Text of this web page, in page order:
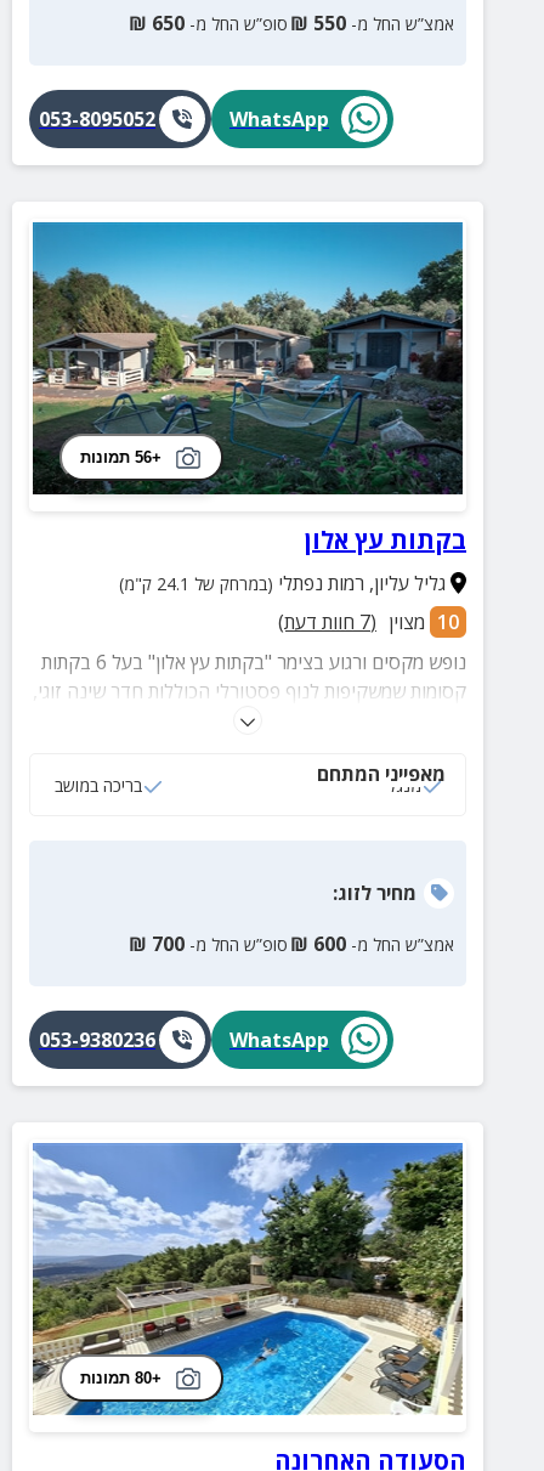
אמצ”ש החל מ- 550
₪ סופ”ש החל מ- 650
₪
WhatsApp
053-8095052
+56 תמונות
בקתות עץ אלון
גליל עליון, רמות נפתלי (במרחק של 24.1 ק"מ)
10 מצוין (
7 חוות דעת)
נופש מקסים ורגוע בצימר "בקתות עץ אלון" בעל 6 בקתות
קסומות שמשקיפות לנוף פסטורלי הכוללות חדר שינה זוגי,
סלון מרווח עם טלוויזיה + כבלים, מטבחון מאובזר, מרפסת
מאפייני המתחם
מנגל בריכה במושב
מחירלזוג:
אמצ”ש החל מ- 600
₪ סופ”ש החל מ- 700
₪
WhatsApp
053-9380236
+80 תמונות
הסעודה האחרונה